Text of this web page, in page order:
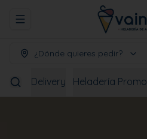
Abrir menu de navegación
¿Dónde quieres pedir?
Delivery Heladería Promo